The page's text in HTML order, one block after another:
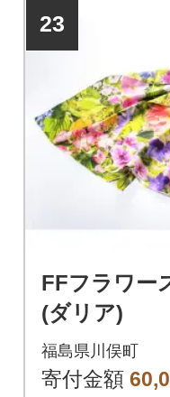
23
FFフラワー
(ダリア)
福島県川俣町
寄付金額